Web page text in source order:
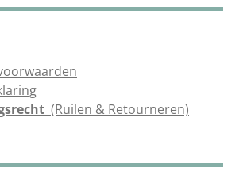
(Ruilen & Retourneren)